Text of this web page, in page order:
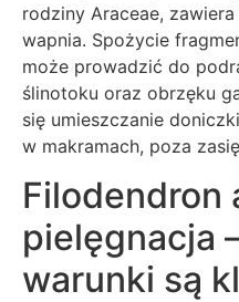
rodziny Araceae,
wapnia. Spożycie
może prowadzić do
ślinotoku oraz obrzęku
się umieszczanie
w makramach, poza
Filodendron
pielęgnacja
warunki są